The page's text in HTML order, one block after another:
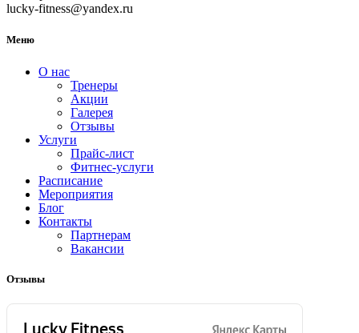
lucky-fitness@yandex.ru
Меню
О нас
Тренеры
Акции
Галерея
Отзывы
Услуги
Прайс-лист
Фитнес-услуги
Расписание
Мероприятия
Блог
Контакты
Партнерам
Вакансии
Отзывы